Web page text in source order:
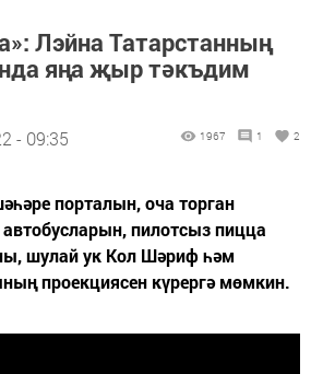
Лэйна Татарстанның
яңа җыр тәкъдим
- 09:35 1967 1 2
порталын, оча торган
пилотсыз пицца
шулай ук Кол Шәриф һәм
проекциясен күрергә мөмкин.